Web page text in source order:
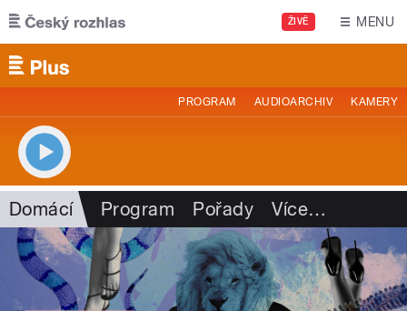
Přejít k hlavnímu obsahu
ŽIVĚ MENU
PROGRAM AUDIOARCHIV KAMERY
Domácí Program Pořady Více…